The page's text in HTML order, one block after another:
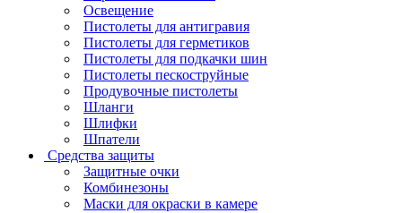
Освещение
Пистолеты для антигравия
Пистолеты для герметиков
Пистолеты для подкачки шин
Пистолеты пескоструйные
Продувочные пистолеты
Шланги
Шлифки
Шпатели
Средства защиты
Защитные очки
Комбинезоны
Маски для окраски в камере